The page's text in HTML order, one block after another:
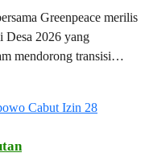
Greenpeace merilis
Desa 2026 yang
mendorong transisi